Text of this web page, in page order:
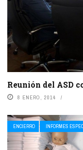
Reunión del ASD
8 ENERO, 2014
ENCIERRO INFORMES